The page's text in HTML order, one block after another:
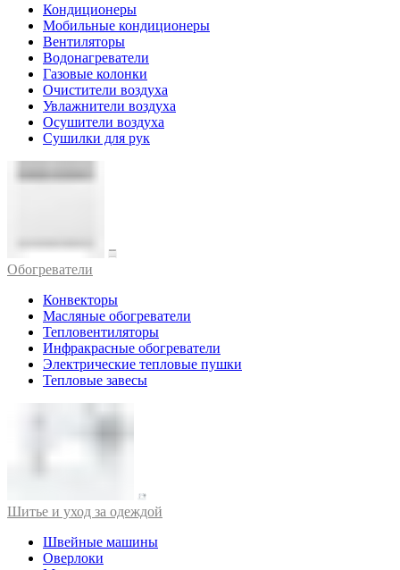
Кондиционеры
Мобильные кондиционеры
Вентиляторы
Водонагреватели
Газовые колонки
Очистители воздуха
Увлажнители воздуха
Осушители воздуха
Сушилки для рук
Обогреватели
Конвекторы
Масляные обогреватели
Тепловентиляторы
Инфракрасные обогреватели
Электрические тепловые пушки
Тепловые завесы
Шитье и уход за одеждой
Швейные машины
Оверлоки